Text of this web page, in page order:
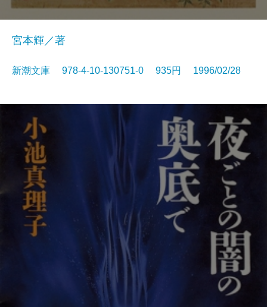
宮本輝／著
新潮文庫 978-4-10-130751-0 935円 1996/02/28